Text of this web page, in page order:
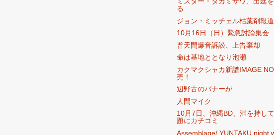
る
ジョン・ミッチェル枯葉剤報
10月16日（日）緊急討論集会
普天間爆音訴訟、上告棄却
命は基地ととなり泡瀬
カクマクシャカ新譜IMAGE
売！
辺野古のバナーが
人間マイク
10月7日、沖縄BD、満を持し
題にカチコミ
Assemblage/ YUNTAKU night